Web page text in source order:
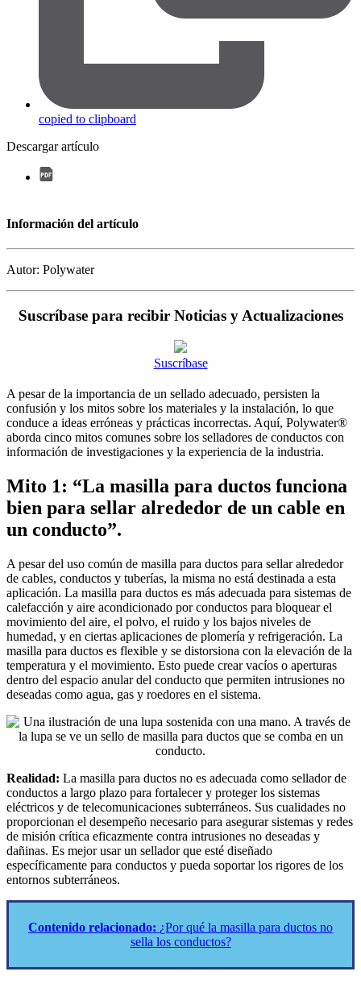
copied to clipboard
Descargar artículo
Información del artículo
Autor: Polywater
Suscríbase para recibir Noticias y Actualizaciones
Suscríbase
A pesar de la importancia de un sellado adecuado, persisten la
confusión y los mitos sobre los materiales y la instalación, lo que
conduce a ideas erróneas y prácticas incorrectas. Aquí, Polywater®
aborda cinco mitos comunes sobre los selladores de conductos con
información de investigaciones y la experiencia de la industria.
Mito 1: “La masilla para ductos funciona
bien para sellar alrededor de un cable en
un conducto”.
A pesar del uso común de masilla para ductos para sellar alrededor
de cables, conductos y tuberías, la misma no está destinada a esta
aplicación. La masilla para ductos es más adecuada para sistemas de
calefacción y aire acondicionado por conductos para bloquear el
movimiento del aire, el polvo, el ruido y los bajos niveles de
humedad, y en ciertas aplicaciones de plomería y refrigeración. La
masilla para ductos es flexible y se distorsiona con la elevación de la
temperatura y el movimiento. Esto puede crear vacíos o aperturas
dentro del espacio anular del conducto que permiten intrusiones no
deseadas como agua, gas y roedores en el sistema.
Realidad: La masilla para ductos no es adecuada como sellador de
conductos a largo plazo para fortalecer y proteger los sistemas
eléctricos y de telecomunicaciones subterráneos. Sus cualidades no
proporcionan el desempeño necesario para asegurar sistemas y redes
de misión crítica eficazmente contra intrusiones no deseadas y
dañinas. Es mejor usar un sellador que esté diseñado
específicamente para conductos y pueda soportar los rigores de los
entornos subterráneos.
Contenido relacionado: ¿Por qué la masilla para ductos no
sella los conductos?